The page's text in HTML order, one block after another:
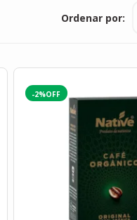
Ordenar por:
-2%